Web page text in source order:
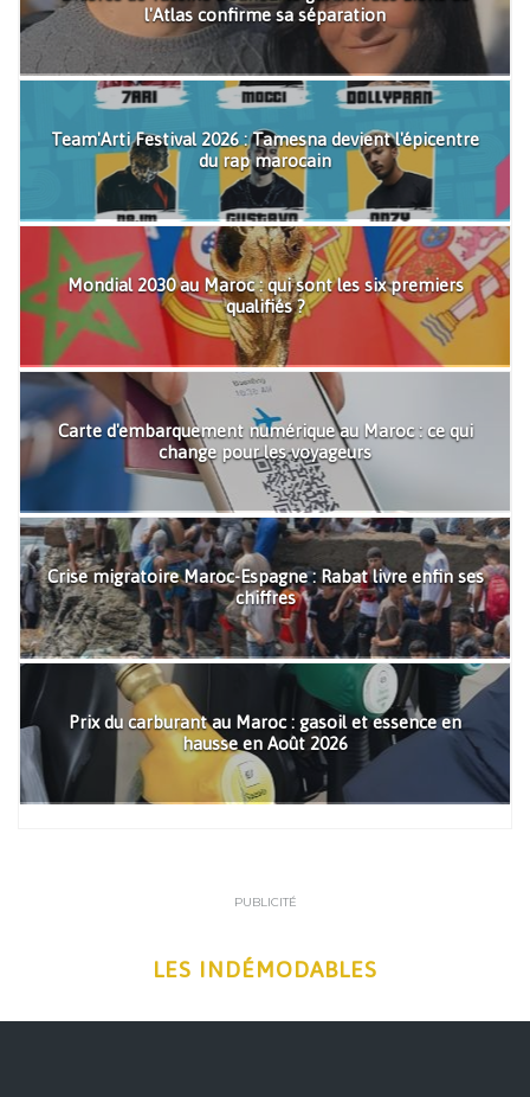
l'Atlas confirme sa séparation
Team'Arti Festival 2026 : Tamesna devient l'épicentre
du rap marocain
Mondial 2030 au Maroc : qui sont les six premiers
qualifiés ?
Carte d'embarquement numérique au Maroc : ce qui
change pour les voyageurs
Crise migratoire Maroc-Espagne : Rabat livre enfin ses
chiffres
Prix du carburant au Maroc : gasoil et essence en
hausse en Août 2026
PUBLICITÉ
LES INDÉMODABLES